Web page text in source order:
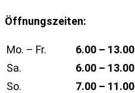
Öffnungszeiten:
Mo. – Fr.
6.00 – 13.00
Sa.
6.00 – 13.00
So.
7.00 – 11.00